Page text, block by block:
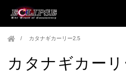
カタナギカーリー2.5
カタナギカー